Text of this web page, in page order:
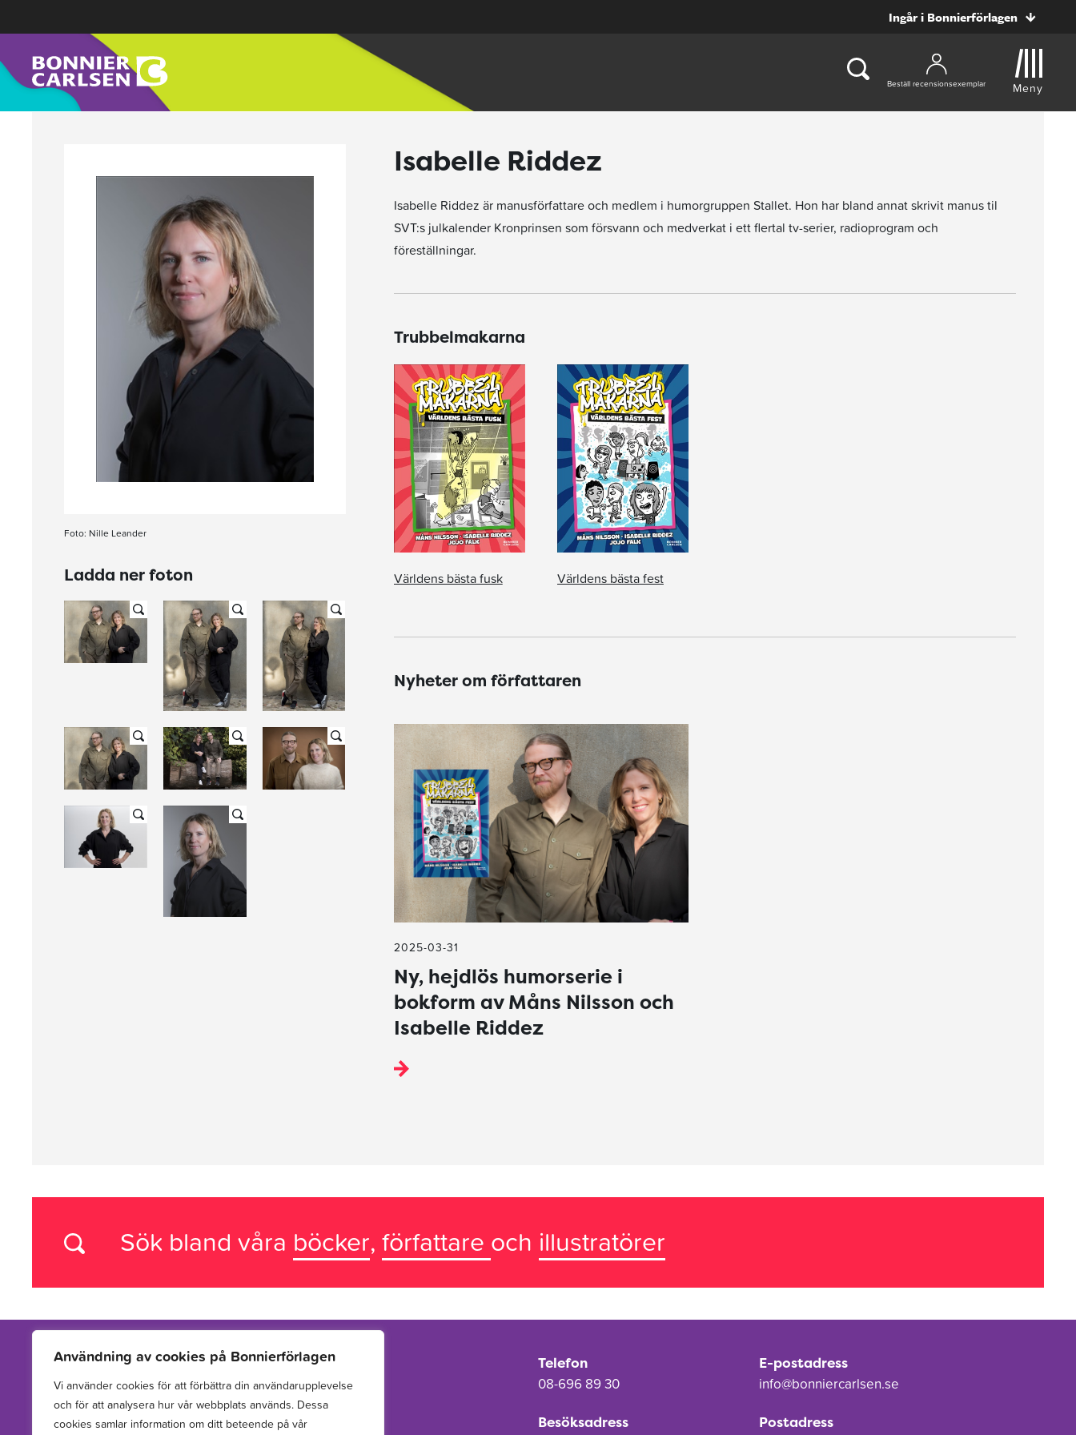
Användning av cookies på Bonnierförlagen
Vi använder cookies för att förbättra din användarupplevelse
och för att analysera hur vår webbplats används. Dessa
cookies samlar information om ditt beteende på vår
Ingår i Bonnierförlagen
Beställ recensionsexemplar Meny
Foto: Nille Leander
Ladda ner foton
Isabelle Riddez
Isabelle Riddez är manusförfattare och medlem i humorgruppen Stallet. Hon har bland annat skrivit manus til
SVT:s julkalender Kronprinsen som försvann och medverkat i ett flertal tv-serier, radioprogram och
föreställningar.
Trubbelmakarna
Världens bästa fusk Världens bästa fest
Nyheter om författaren
2025-03-31
Ny, hejdlös humorserie i
bokform av Måns Nilsson och
Isabelle Riddez
Sök bland våra böcker,författare och illustratörer
Vi arbetar med att hitta, utveckla, publicera och sprida
berättelser för barn och unga.
Telefon
08-696 89 30
E-postadress
info@bonniercarlsen.se
Besöksadress Postadress